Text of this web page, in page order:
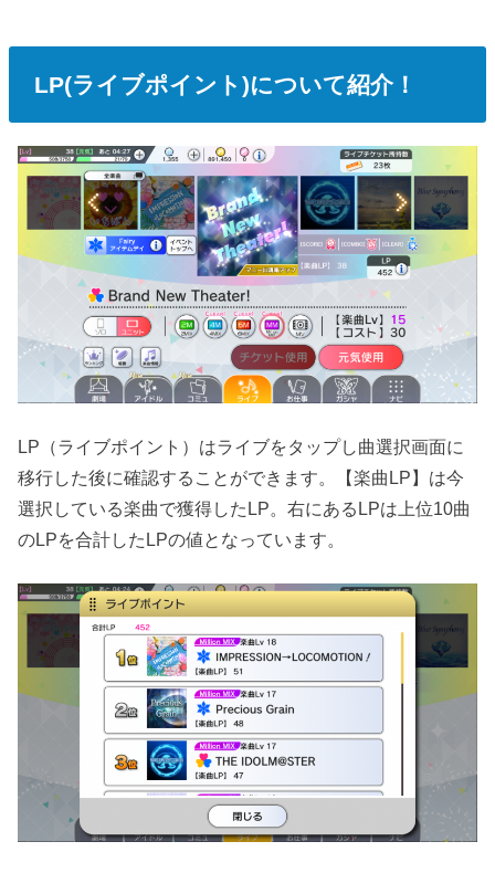
LP(ライブポイント)について紹介！
LP（ライブポイント）はライブをタップし曲選択画面に
移行した後に確認することができます。【楽曲LP】は今
選択している楽曲で獲得したLP。右にあるLPは上位10曲
のLPを合計したLPの値となっています。